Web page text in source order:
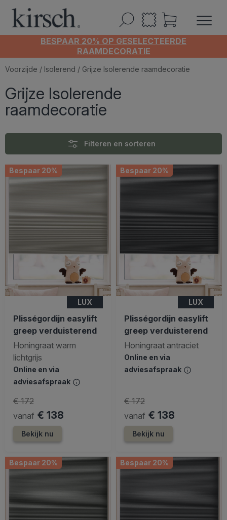
BESPAAR 20% OP GESELECTEERDE
RAAMDECORATIE
Voorzijde / Isolerend / Grijze Isolerende raamdecoratie
Grijze Isolerende
raamdecoratie
Filteren en sorteren
Bespaar 20%
LUX
Plisségordijn easylift
greep verduisterend
Honingraat warm
lichtgrijs
Online en via
adviesafspraak
vanaf € 138
€ 172
Bekijk nu
Bespaar 20%
LUX
Plisségordijn easylift
greep verduisterend
Honingraat antraciet
Online en via
adviesafspraak
vanaf € 138
€ 172
Bekijk nu
Bespaar 20% Bespaar 20%